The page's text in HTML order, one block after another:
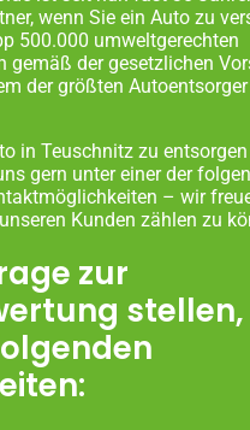
wenn Sie ein Auto zu
500.000 umweltgerechten
gemäß der gesetzlichen
der größten
in Teuschnitz zu
gern unter einer der
– wir
Kunden zählen zu
zur